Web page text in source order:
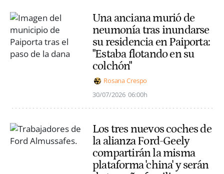
Una anciana murió de
neumonía tras inundarse
su residencia en Paiporta:
"Estaba flotando en su
colchón"
Rosana Crespo
30/07/2026 06:00h
Los tres nuevos coches de
la alianza Ford-Geely
compartirán la misma
plataforma 'china' y serán